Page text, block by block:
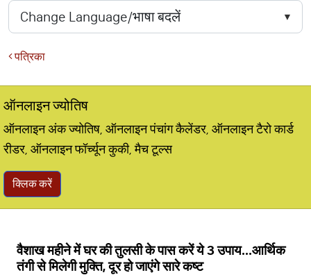
पत्रिका
ऑनलाइन ज्योतिष
ऑनलाइन अंक ज्योतिष, ऑनलाइन पंचांग कैलेंडर, ऑनलाइन टैरो कार्ड
रीडर, ऑनलाइन फॉर्च्यून कुकी, मैच टूल्स
क्लिक करें
वैशाख महीने में घर की तुलसी के पास करें ये 3 उपाय...आर्थिक
तंगी से मिलेगी मुक्ति, दूर हो जाएंगे सारे कष्ट